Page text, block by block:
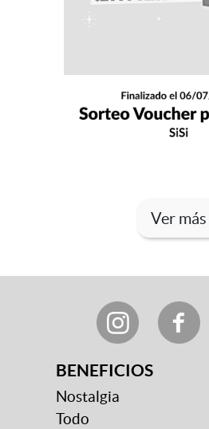
Ver más
BENEFICIOS
Nostalgia
Todo